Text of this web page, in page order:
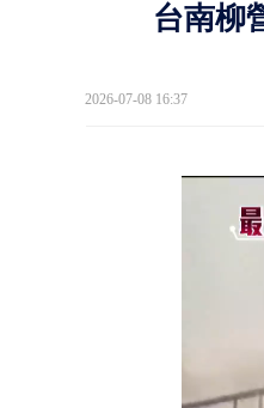
台南柳
2026-07-08 16:37